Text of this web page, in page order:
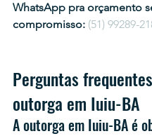
WhatsApp pra orçamento
compromisso: (51) 99289-
Perguntas
outorga em Iuiu-BA
A outorga em Iuiu-BA é